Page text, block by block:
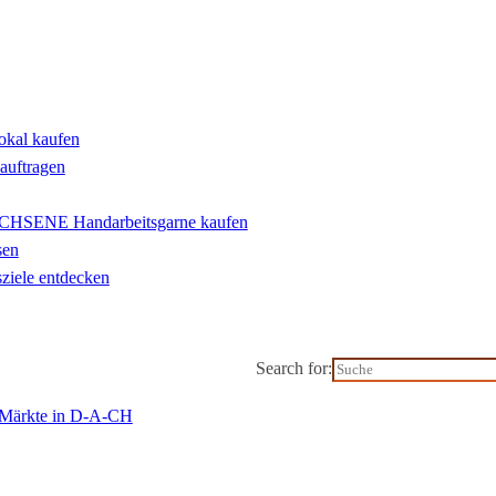
kaufen
Handarbeitsgarne kaufen
entdecken
in D-A-CH
Search for: